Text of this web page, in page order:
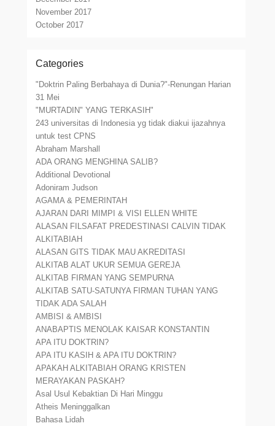
November 2017
October 2017
Categories
"Doktrin Paling Berbahaya di Dunia?"-Renungan Harian
31 Mei
"MURTADIN" YANG TERKASIH"
243 universitas di Indonesia yg tidak diakui ijazahnya
untuk test CPNS
Abraham Marshall
ADA ORANG MENGHINA SALIB?
Additional Devotional
Adoniram Judson
AGAMA & PEMERINTAH
AJARAN DARI MIMPI & VISI ELLEN WHITE
ALASAN FILSAFAT PREDESTINASI CALVIN TIDAK
ALKITABIAH
ALASAN GITS TIDAK MAU AKREDITASI
ALKITAB ALAT UKUR SEMUA GEREJA
ALKITAB FIRMAN YANG SEMPURNA
ALKITAB SATU-SATUNYA FIRMAN TUHAN YANG
TIDAK ADA SALAH
AMBISI & AMBISI
ANABAPTIS MENOLAK KAISAR KONSTANTIN
APA ITU DOKTRIN?
APA ITU KASIH & APA ITU DOKTRIN?
APAKAH ALKITABIAH ORANG KRISTEN
MERAYAKAN PASKAH?
Asal Usul Kebaktian Di Hari Minggu
Atheis Meninggalkan
Bahasa Lidah